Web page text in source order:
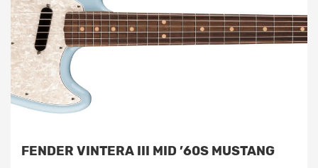
FENDER VINTERA III MID ’60S MUSTANG